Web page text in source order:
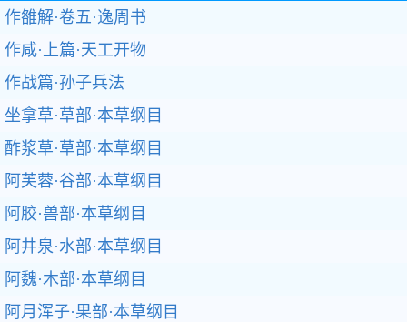
作雒解·卷五·逸周书
作咸·上篇·天工开物
作战篇·孙子兵法
坐拿草·草部·本草纲目
酢浆草·草部·本草纲目
阿芙蓉·谷部·本草纲目
阿胶·兽部·本草纲目
阿井泉·水部·本草纲目
阿魏·木部·本草纲目
阿月浑子·果部·本草纲目